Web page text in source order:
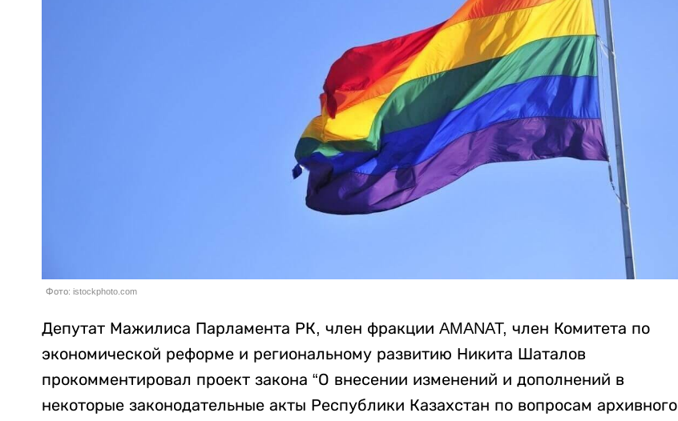
Фото: istockphoto.com
Депутат Мажилиса Парламента РК, член фракции AMANAT, член Комитета по
экономической реформе и региональному развитию Никита Шаталов
прокомментировал проект закона “О внесении изменений и дополнений в
некоторые законодательные акты Республики Казахстан по вопросам архивного